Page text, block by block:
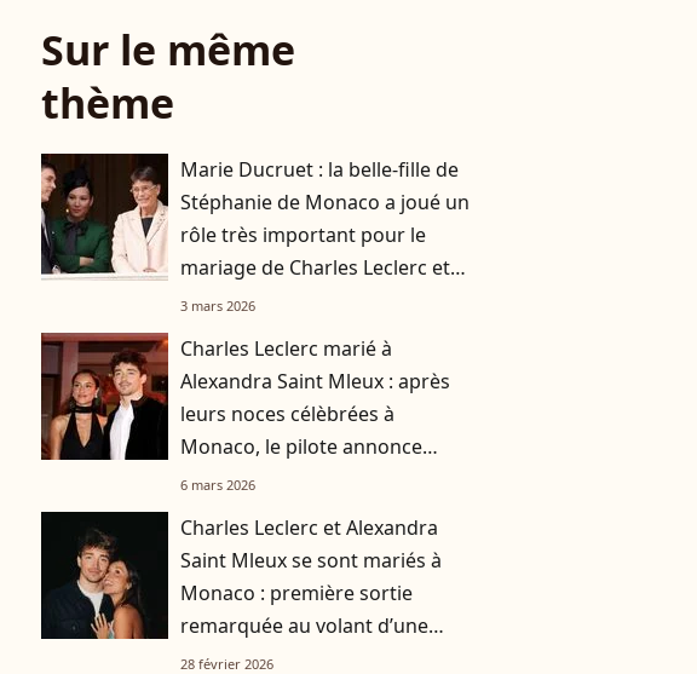
Sur le même
thème
Marie Ducruet : la belle-fille de
Stéphanie de Monaco a joué un
rôle très important pour le
mariage de Charles Leclerc et
Alexandra Saint Mleux
3 mars 2026
Charles Leclerc marié à
Alexandra Saint Mleux : après
leurs noces célèbrées à
Monaco, le pilote annonce
qu'ils ne vont pas en rester là
6 mars 2026
Charles Leclerc et Alexandra
Saint Mleux se sont mariés à
Monaco : première sortie
remarquée au volant d’une
voiture d’exception
28 février 2026